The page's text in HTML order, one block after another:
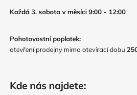
Každá 3. sobota v měsíci 9:00 - 12:00
Pohotovostní poplatek:
otevření prodejny mimo otevírací dobu
Kde nás najdete: